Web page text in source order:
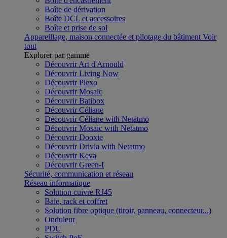
Boîte de dérivation
Boîte DCL et accessoires
Boîte et prise de sol
Appareillage, maison connectée et pilotage du bâtiment Voir
tout
Explorer par gamme
Découvrir Art d'Arnould
Découvrir Living Now
Découvrir Plexo
Découvrir Mosaic
Découvrir Batibox
Découvrir Céliane
Découvrir Céliane with Netatmo
Découvrir Mosaic with Netatmo
Découvrir Dooxie
Découvrir Drivia with Netatmo
Découvrir Keva
Découvrir Green-I
Sécurité, communication et réseau
Réseau informatique
Solution cuivre RJ45
Baie, rack et coffret
Solution fibre optique (tiroir, panneau, connecteur...)
Onduleur
PDU